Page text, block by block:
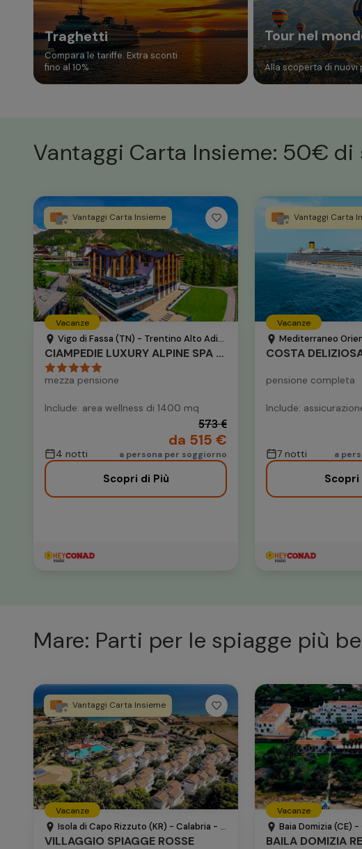
Traghetti
Compara le tariffe. Extra sconti
fino al 10%
Tour nel
Alla scoperta di nuovi
Vantaggi Carta Insieme: 50€
Vantaggi Carta Insieme
Vacanze
Vigo di Fassa (TN) - Trentino Alto Adige - Italia
CIAMPEDIE LUXURY ALPINE SPA HOTEL
mezza pensione
Include: area wellness di 1400 mq
4 notti
573 €
da 515 €
a persona per soggiorno
Scopri di Più
Vantaggi Carta
Vacanze
Mediterraneo
COSTA
pensione completa
Include:
7 notti a
Scopri
Mare: Parti per le spiagge più
Vantaggi Carta Insieme
Vacanze
Isola di Capo Rizzuto (KR) - Calabria - Italia
VILLAGGIO SPIAGGE ROSSE
Vacanze
Baia Domizia (CE)
BAILA DOMIZIA